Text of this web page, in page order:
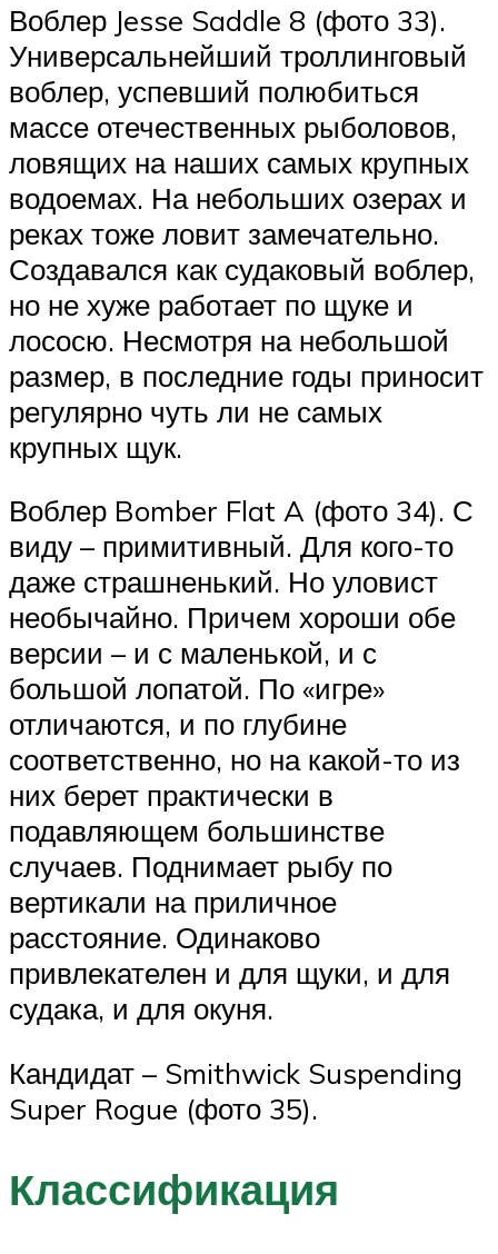
Воблер Jesse Saddle 8 (фото 33).
Универсальнейший троллинговый
воблер, успевший полюбиться
массе отечественных рыболовов,
ловящих на наших самых крупных
водоемах. На небольших озерах и
реках тоже ловит замечательно.
Создавался как судаковый воблер,
но не хуже работает по щуке и
лососю. Несмотря на небольшой
размер, в последние годы приносит
регулярно чуть ли не самых
крупных щук.
Воблер Bomber Flat A (фото 34). С
виду – примитивный. Для кого-то
даже страшненький. Но уловист
необычайно. Причем хороши обе
версии – и с маленькой, и с
большой лопатой. По «игре»
отличаются, и по глубине
соответственно, но на какой-то из
них берет практически в
подавляющем большинстве
случаев. Поднимает рыбу по
вертикали на приличное
расстояние. Одинаково
привлекателен и для щуки, и для
судака, и для окуня.
Кандидат – Smithwick Suspending
Super Rogue (фото 35).
Классификация